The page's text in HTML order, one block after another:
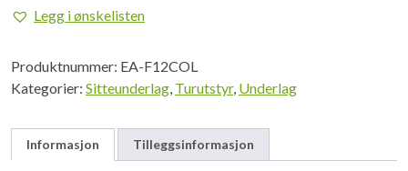
assort.
antall
Legg i ønskelisten
Produktnummer: EA-F12COL
Kategorier: Sitteunderlag, Turutstyr, Underlag
Informasjon Tilleggsinformasjon